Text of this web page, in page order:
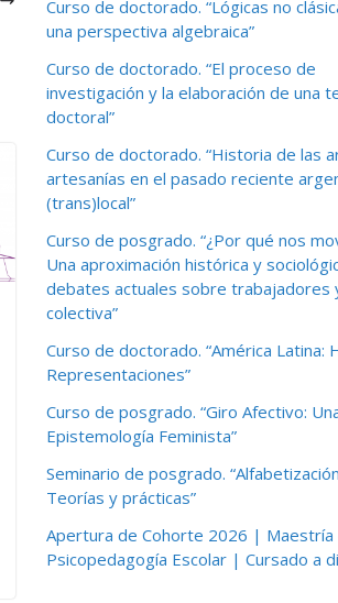
Curso de doctorado. “Lógicas no
una perspectiva algebraica”
Curso de doctorado. “El proceso de
investigación y la elaboración de una
doctoral”
Curso de doctorado. “Historia de las
artesanías en el pasado reciente
(trans)local”
Curso de posgrado. “¿Por qué nos
Una aproximación histórica y
debates actuales sobre trabajadores
colectiva”
Curso de doctorado. “América Latina:
Representaciones”
Curso de posgrado. “Giro Afectivo:
Epistemología Feminista”
Seminario de posgrado.
Teorías y prácticas”
Apertura de Cohorte 2026 | Maestría
Psicopedagogía Escolar | Cursado a